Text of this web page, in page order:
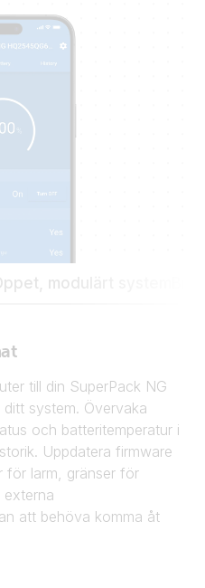
modulärt system
till din SuperPack NG
system. Övervaka
och batteritemperatur i
Uppdatera firmware
för larm, gränser för
externa
att behöva komma åt